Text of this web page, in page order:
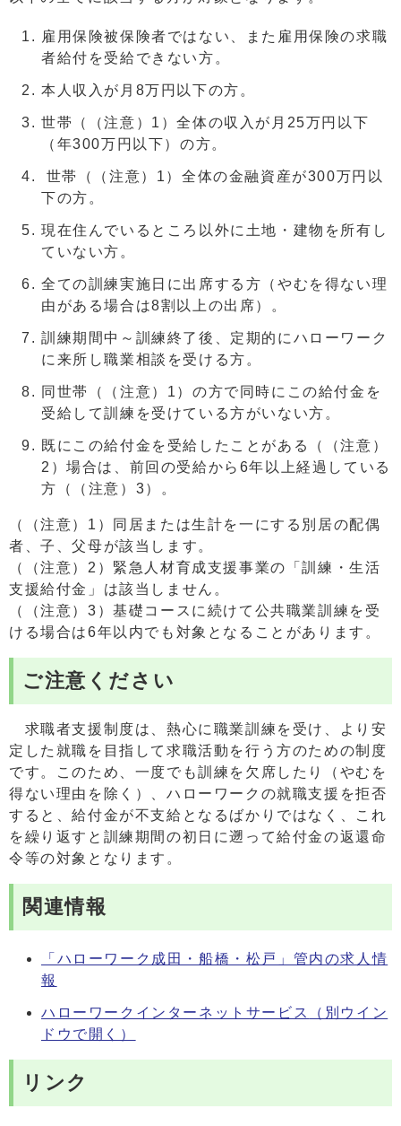
雇用保険被保険者ではない、また雇用保険の求職
者給付を受給できない方。
本人収入が月8万円以下の方。
世帯（（注意）1）全体の収入が月25万円以下
（年300万円以下）の方。
世帯（（注意）1）全体の金融資産が300万円以
下の方。
現在住んでいるところ以外に土地・建物を所有し
ていない方。
全ての訓練実施日に出席する方（やむを得ない理
由がある場合は8割以上の出席）。
訓練期間中～訓練終了後、定期的にハローワーク
に来所し職業相談を受ける方。
同世帯（（注意）1）の方で同時にこの給付金を
受給して訓練を受けている方がいない方。
既にこの給付金を受給したことがある（（注意）
2）場合は、前回の受給から6年以上経過している
方（（注意）3）。
（（注意）1）同居または生計を一にする別居の配偶
者、子、父母が該当します。
（（注意）2）緊急人材育成支援事業の「訓練・生活
支援給付金」は該当しません。
（（注意）3）基礎コースに続けて公共職業訓練を受
ける場合は6年以内でも対象となることがあります。
ご注意ください
求職者支援制度は、熱心に職業訓練を受け、より安
定した就職を目指して求職活動を行う方のための制度
です。このため、一度でも訓練を欠席したり（やむを
得ない理由を除く）、ハローワークの就職支援を拒否
すると、給付金が不支給となるばかりではなく、これ
を繰り返すと訓練期間の初日に遡って給付金の返還命
令等の対象となります。
関連情報
「ハローワーク成田・船橋・松戸」管内の求人情
報
ハローワークインターネットサービス
（別ウイン
ドウで開く）
リンク